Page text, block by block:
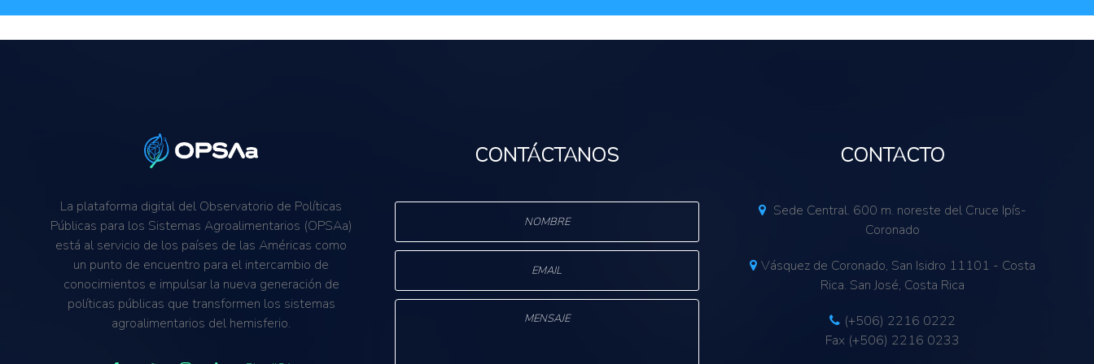
La plataforma digital del Observatorio de Políticas
Públicas para los Sistemas Agroalimentarios (OPSAa)
está al servicio de los países de las Américas como
un punto de encuentro para el intercambio de
conocimientos e impulsar la nueva generación de
políticas públicas que transformen los sistemas
agroalimentarios del hemisferio.
CONTÁCTANOS CONTACTO
Sede Central. 600 m. noreste del Cruce Ipís-
Coronado
Vásquez de Coronado, San Isidro 11101 - Costa
Rica. San José, Costa Rica
(+506) 2216 0222
Fax (+506) 2216 0233